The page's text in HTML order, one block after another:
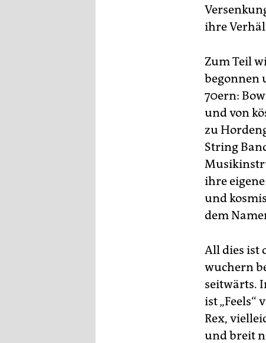
ihre
Zum Teil
begonnen
70ern:
und von
zu
String
ihre
und
dem
All dies ist
wuchern
seitwärts.
ist „Feels“
Rex,
und breit